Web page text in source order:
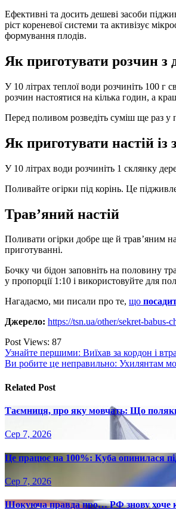
Ефективні та досить дешеві засоби
ріст кореневої системи та активізує
формування плодів.
Як приготувати розчин з
У 10 літрах теплої води розчиніть 100 г
розчин настоятися на кілька годин, а
Перед поливом розведіть суміш ще раз у
Як приготувати настій із
У 10 літрах води розчиніть 1 склянку
Поливайте огірки під корінь. Це
Трав’яний настій
Поливати огірки добре ще й трав’яним
приготуванні.
Бочку чи бідон заповніть на половину
у пропорції 1:10 і використовуйте для
Нагадаємо, ми писали про те, що
Джерело: https://tsn.ua/other/sekret-
Post Views: 87
Навігація
записів
Узнайте першими: Виїхав за кордон і
Ви робите це неправильно: Ухилянтам
Related Post
Таємниця, про яку мовчать: Що
Сер 7, 2026
Це працює на 100%: Куба опинилася
Сер 7, 2026
Шокуюча правда про… РФ знову хоче